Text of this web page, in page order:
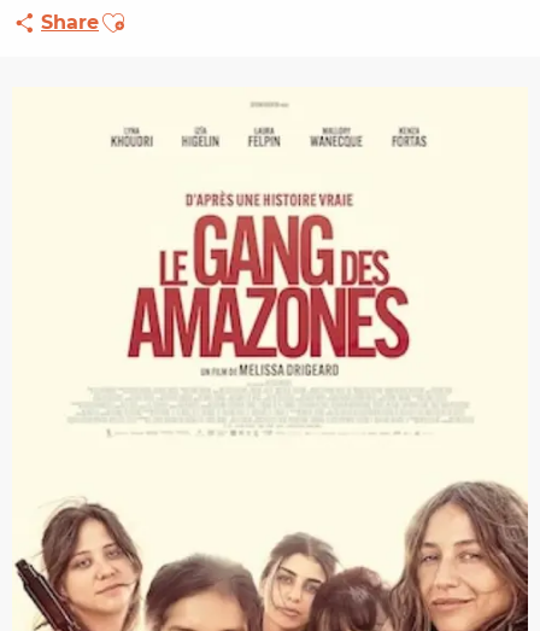
ShareAjouter aux favoris